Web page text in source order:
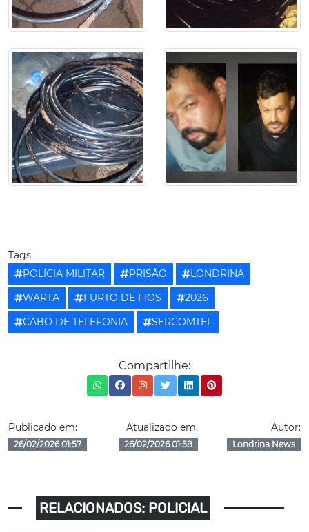
Tags:
POLÍCIA MILITAR
PRISÃO
LONDRINA
WARTA
FURTO DE FIOS
2026
CABO DE TELEFONIA
SERCOMTEL
Compartilhe:
Publicado em:
26/02/2026 01:57
Atualizado em:
26/02/2026 01:58
Autor:
Londrina News
RELACIONADOS: POLICIAL